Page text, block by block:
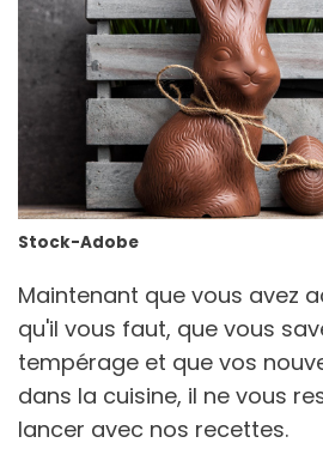
Stock-Adobe
Maintenant que vous avez
qu'il vous faut, que vous
tempérage et que vos
dans la cuisine, il ne vous
lancer avec nos recettes.